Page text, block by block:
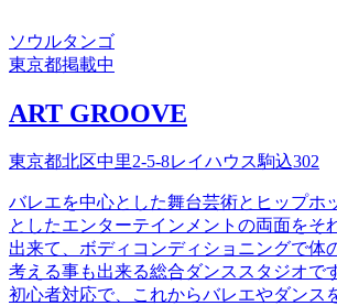
ソウルタンゴ
東京都掲載中
ART GROOVE
東京都北区中里2-5-8レイハウス駒込302
バレエを中心とした舞台芸術とヒップホ
としたエンターテインメントの両面をそ
出来て、ボディコンディショニングで体
考える事も出来る総合ダンススタジオで
初心者対応で、これからバレエやダンス